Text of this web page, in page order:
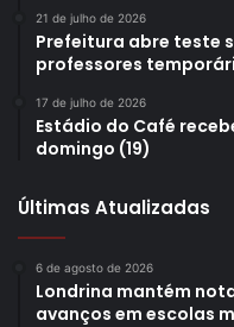
21 de julho de 2026
Prefeitura abre teste
professores
17 de julho de 2026
Estádio do Café
domingo (19)
Últimas Atualizadas
6 de agosto de 2026
Londrina mantém
avanços em escolas